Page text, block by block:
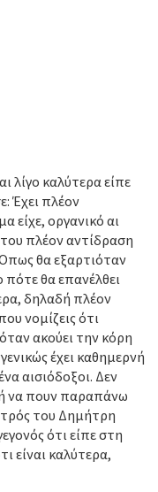
λίγο καλύτερα είπε
Έχει πλέον
είχε, οργανικό αι
πλέον αντίδραση
θα εξαρτιόταν
πότε θα επανέλθει
δηλαδή πλέον
νομίζεις ότι
ακούει την κόρη
έχει καθημερνή
αισιόδοξοι. Δεν
να πουν παραπάνω
του Δημήτρη
ότι είπε στη
είναι καλύτερα,